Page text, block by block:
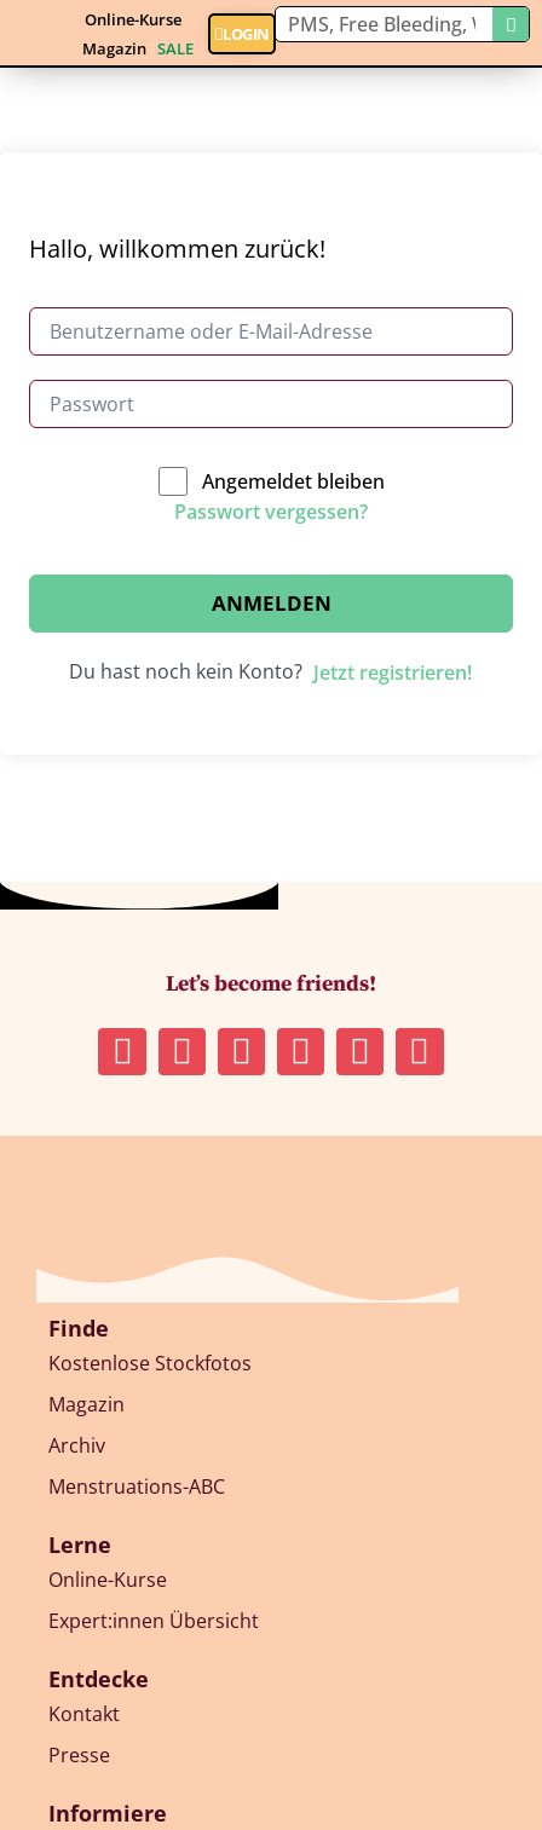
Online-Kurse
Magazin SALE
LOGIN
Hallo, willkommen zurück!
Angemeldet bleiben
Passwort vergessen?
ANMELDEN
Du hast noch kein Konto? Jetzt registrieren!
Let’s become friends!
Finde
Kostenlose Stockfotos
Magazin
Archiv
Menstruations-ABC
Lerne
Online-Kurse
Expert:innen Übersicht
Entdecke
Kontakt
Presse
Informiere